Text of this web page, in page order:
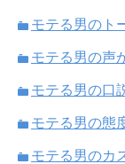
モテる男のト
モテる男の声
モテる男の口
モテる男の態
モテる男のカ